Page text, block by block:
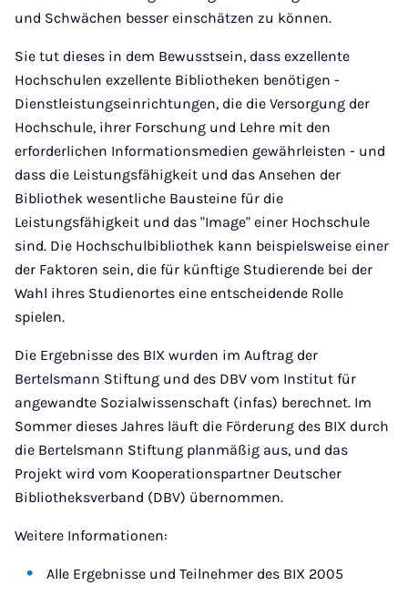
und Schwächen besser einschätzen zu können.
Sie tut dieses in dem Bewusstsein, dass exzellente
Hochschulen exzellente Bibliotheken benötigen -
Dienstleistungseinrichtungen, die die Versorgung der
Hochschule, ihrer Forschung und Lehre mit den
erforderlichen Informationsmedien gewährleisten - und
dass die Leistungsfähigkeit und das Ansehen der
Bibliothek wesentliche Bausteine für die
Leistungsfähigkeit und das "Image" einer Hochschule
sind. Die Hochschulbibliothek kann beispielsweise einer
der Faktoren sein, die für künftige Studierende bei der
Wahl ihres Studienortes eine entscheidende Rolle
spielen.
Die Ergebnisse des BIX wurden im Auftrag der
Bertelsmann Stiftung und des DBV vom Institut für
angewandte Sozialwissenschaft (infas) berechnet. Im
Sommer dieses Jahres läuft die Förderung des BIX durch
die Bertelsmann Stiftung planmäßig aus, und das
Projekt wird vom Kooperationspartner Deutscher
Bibliotheksverband (DBV) übernommen.
Weitere Informationen:
Alle Ergebnisse und Teilnehmer des BIX 2005